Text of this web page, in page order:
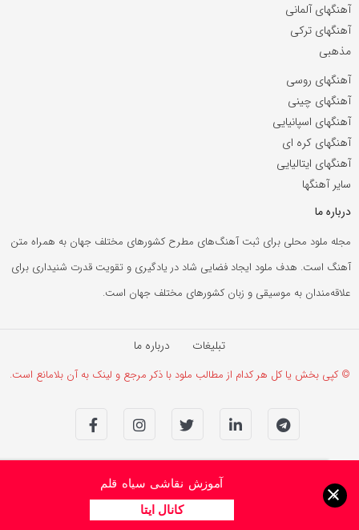
آهنگهای آلمانی
آهنگهای ترکی
مذهبی
آهنگهای روسی
آهنگهای چینی
آهنگهای اسپانیایی
آهنگهای کره ای
آهنگهای ایتالیایی
سایر آهنگها
درباره ما
مجله ملود محلی برای ثبت آهنگ‌های مطرح کشورهای مختلف جهان به همراه متن
آهنگ است. هدف ملود ایجاد فضایی شاد در یادگیری و تقویت قدرت شنیداری برای
علاقه‌مندان به موسیقی و زبان کشورهای مختلف جهان است.
تبلیغات درباره ما
© کپی بخش یا کل هر کدام از مطالب ملود با ذکر مرجع و لینک به آن بلامانع است.
آموزش نقاشی سیاه قلم
کانال ایتا
×